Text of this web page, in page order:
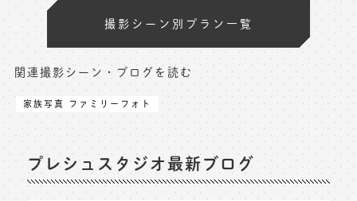
撮影シーン別プラン一覧
関連撮影シーン・ブログを読む
家族写真 ファミリーフォト
プレシュスタジオ最新ブログ